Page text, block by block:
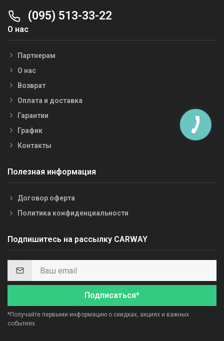
(095) 513-33-22
О нас
Партнерам
О нас
Возврат
Оплата и доставка
Гарантии
График
Контакты
Полезная информация
Договор оферта
Политика конфиденциальности
Подпишитесь на рассылку CARWAY
Подписаться*
*Получайте первыми информацию о скидках, акциях и важных
событиях.